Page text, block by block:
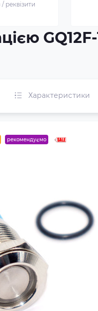
реквізити
Характеристики
рекомендуємо